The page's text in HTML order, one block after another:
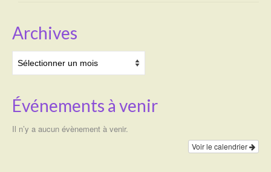
Archives
Événements à venir
Il n’y a aucun évènement à venir.
Voir le calendrier